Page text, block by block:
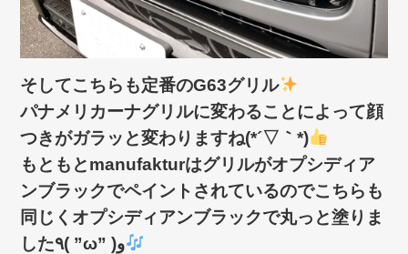
そしてこちらも定番のG63グリル
パナメリカーナグリルに変わることによって顔
つきがガラッと変わりますね(*´▽｀*)
もともとmanufakturはグリルがオプシディア
ンブラックでペイントされているのでこちらも
同じくオプシディアンブラックで丸っと塗りま
した٩( ”ω” )و